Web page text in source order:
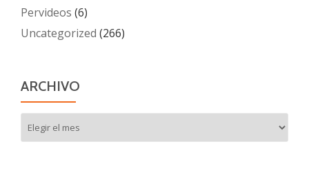
Pervideos (6)
Uncategorized (266)
ARCHIVO